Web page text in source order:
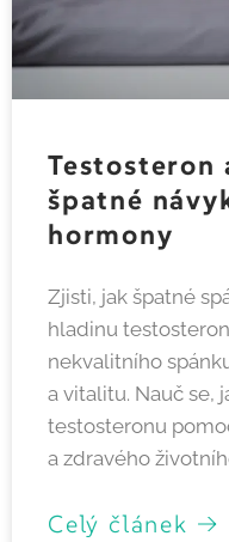
Testosteron
špatné
hormony
Zjisti, jak špatné
hladinu
nekvalitního
a vitalitu. Nauč se,
testosteronu
a zdravého
Celý článek →